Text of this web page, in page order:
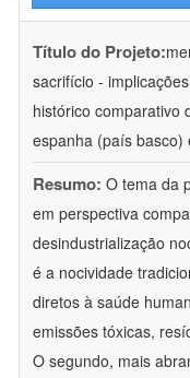
Título do Projeto:
sacrifício -
histórico comparativo
espanha (país basco)
Resumo: O tema da
em perspectiva
desindustrialização
é a nocividade
diretos à saúde
emissões tóxicas,
O segundo, mais